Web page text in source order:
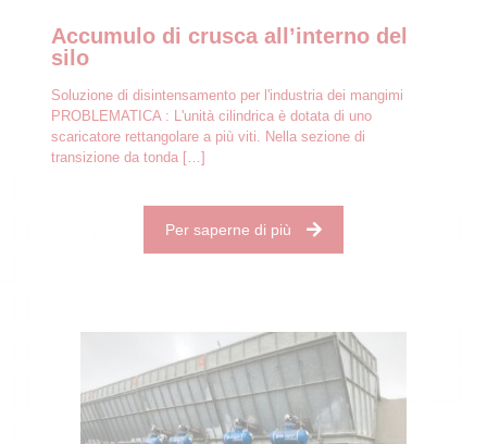
Accumulo di crusca all’interno del
silo
Soluzione di disintensamento per l'industria dei mangimi
PROBLEMATICA : L'unità cilindrica è dotata di uno
scaricatore rettangolare a più viti. Nella sezione di
transizione da tonda[…]
Per saperne di più